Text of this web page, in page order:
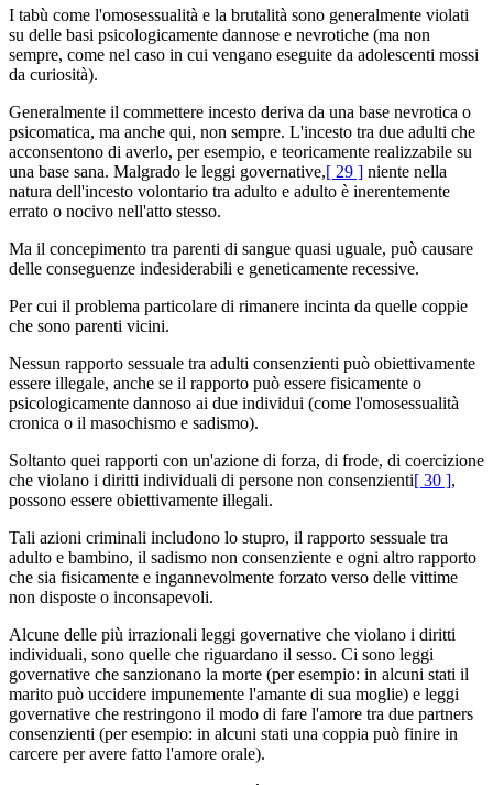
I tabù come l'omosessualità e la brutalità sono generalmente violati
su delle basi psicologicamente dannose e nevrotiche (ma non
sempre, come nel caso in cui vengano eseguite da adolescenti mossi
da curiosità).
Generalmente il commettere incesto deriva da una base nevrotica o
psicomatica, ma anche qui, non sempre. L'incesto tra due adulti che
acconsentono di averlo, per esempio, e teoricamente realizzabile su
una base sana. Malgrado le leggi governative,[ 29 ] niente nella
natura dell'incesto volontario tra adulto e adulto è inerentemente
errato o nocivo nell'atto stesso.
Ma il concepimento tra parenti di sangue quasi uguale, può causare
delle conseguenze indesiderabili e geneticamente recessive.
Per cui il problema particolare di rimanere incinta da quelle coppie
che sono parenti vicini.
Nessun rapporto sessuale tra adulti consenzienti può obiettivamente
essere illegale, anche se il rapporto può essere fisicamente o
psicologicamente dannoso ai due individui (come l'omosessualità
cronica o il masochismo e sadismo).
Soltanto quei rapporti con un'azione di forza, di frode, di coercizione
che violano i diritti individuali di persone non consenzienti[ 30 ],
possono essere obiettivamente illegali.
Tali azioni criminali includono lo stupro, il rapporto sessuale tra
adulto e bambino, il sadismo non consenziente e ogni altro rapporto
che sia fisicamente e ingannevolmente forzato verso delle vittime
non disposte o inconsapevoli.
Alcune delle più irrazionali leggi governative che violano i diritti
individuali, sono quelle che riguardano il sesso. Ci sono leggi
governative che sanzionano la morte (per esempio: in alcuni stati il
marito può uccidere impunemente l'amante di sua moglie) e leggi
governative che restringono il modo di fare l'amore tra due partners
consenzienti (per esempio: in alcuni stati una coppia può finire in
carcere per avere fatto l'amore orale).